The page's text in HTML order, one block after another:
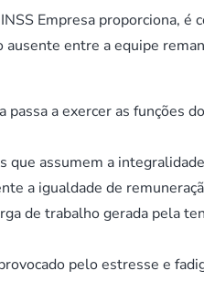
Empresa proporciona, é
entre a equipe
passa a exercer as funções
que assumem a
a igualdade de
de trabalho gerada pela
pelo estresse e